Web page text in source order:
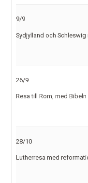
9/9
Sydjylland och
26/9
Resa till Rom, med Bibeln
28/10
Lutherresa med